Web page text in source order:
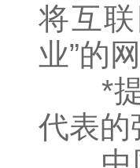
将互
业”的
*提
代表的